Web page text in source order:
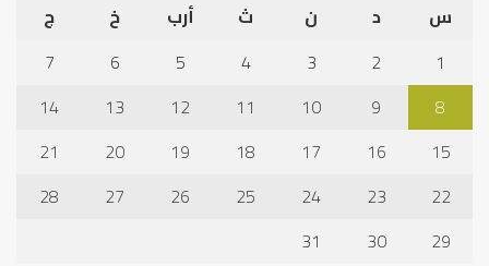
س
د ن ث أرب خ
ج
1
2
3
4
5
6
7
8
9
10
11
12
13
14
15
16
17
18
19
20
21
22
23
24
25
26
27
28
29
30
31